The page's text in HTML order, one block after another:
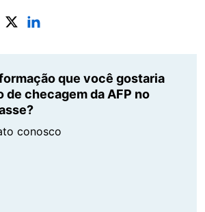
que você gostaria
de checagem da AFP no
conosco